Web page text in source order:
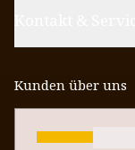
Kunden über uns